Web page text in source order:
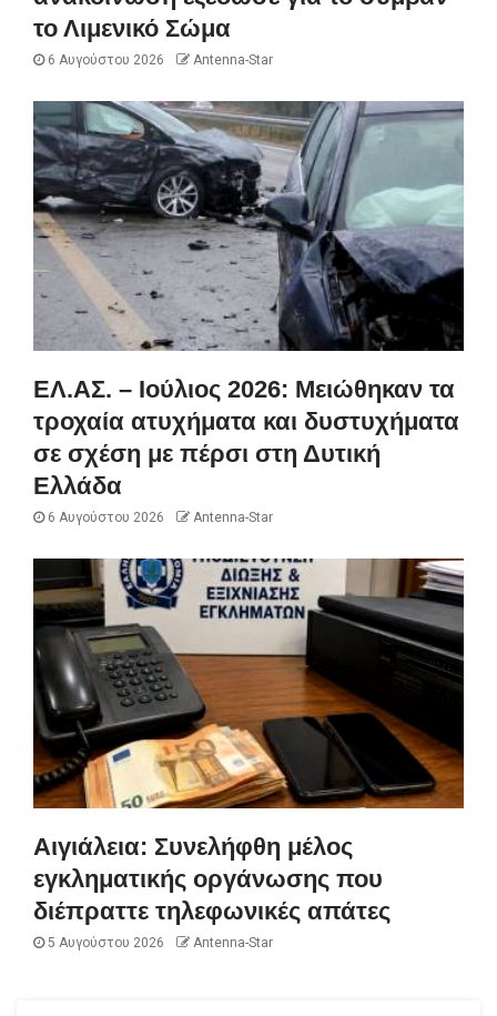
το Λιμενικό Σώμα
6 Αυγούστου 2026 Antenna-Star
ΕΛ.ΑΣ. – Ιούλιος 2026: Μειώθηκαν τα
τροχαία ατυχήματα και δυστυχήματα
σε σχέση με πέρσι στη Δυτική
Ελλάδα
6 Αυγούστου 2026 Antenna-Star
Αιγιάλεια: Συνελήφθη μέλος
εγκληματικής οργάνωσης που
διέπραττε τηλεφωνικές απάτες
5 Αυγούστου 2026 Antenna-Star